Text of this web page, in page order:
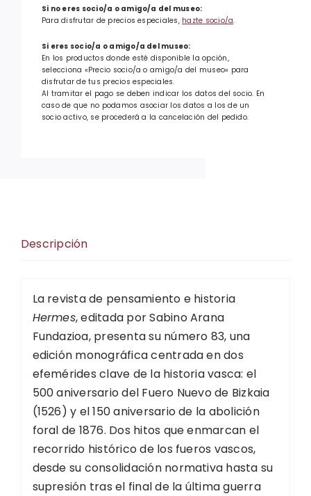
sobre
el
Fuero
vasco
cantidad
Si no eres socio/a o amigo/a del museo:
Para disfrutar de precios especiales, hazte socio/a.
Si eres socio/a o amigo/a del museo:
En los productos donde esté disponible la opción,
selecciona «Precio socio/a o amigo/a del museo» para
disfrutar de tus precios especiales.
Al tramitar el pago se deben indicar los datos del socio. En
caso de que no podamos asociar los datos a los de un
socio activo, se procederá a la cancelación del pedido.
Descripción
La revista de pensamiento e historia
Hermes, editada por Sabino Arana
Fundazioa, presenta su número 83, una
edición monográfica centrada en dos
efemérides clave de la historia vasca: el
500 aniversario del Fuero Nuevo de Bizkaia
(1526) y el 150 aniversario de la abolición
foral de 1876. Dos hitos que enmarcan el
recorrido histórico de los fueros vascos,
desde su consolidación normativa hasta su
supresión tras el final de la última guerra